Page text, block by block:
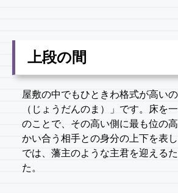
上段の間
屋敷の中でもひときわ格式が高い
（じょうだんのま）」です。床を
のことで、その高い側に最も位の
かい合う相手との身分の上下を表
では、藩主のような主君を迎える
た。